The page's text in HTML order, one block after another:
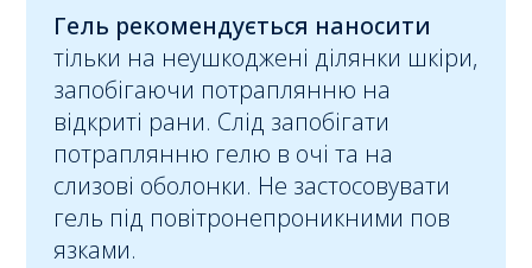
Гель рекомендується наносити
тільки на неушкоджені ділянки шкіри,
запобігаючи потраплянню на
відкриті рани. Слід запобігати
потраплянню гелю в очі та на
слизові оболонки. Не застосовувати
гель під повітронепроникними пов
язками.